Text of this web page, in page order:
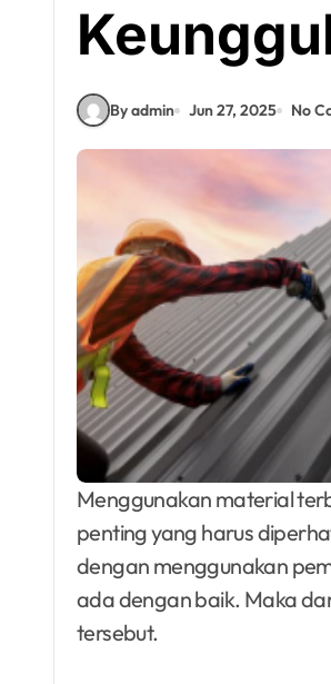
By admin Jun 27, 2025 No
Menggunakan material terbaik yang digunakan untuk atap rumah menjadi salah satu hal
penting yang harus
dengan menggunakan
ada dengan baik. Maka
tersebut.